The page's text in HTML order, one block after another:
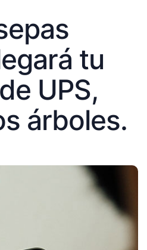
tu
UPS,
árboles.